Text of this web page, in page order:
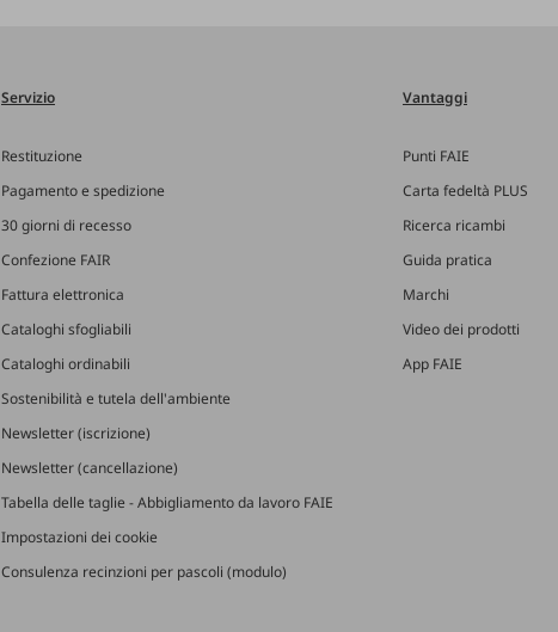
Servizio
Restituzione
Pagamento e spedizione
30 giorni di recesso
Confezione FAIR
Fattura elettronica
Cataloghi sfogliabili
Cataloghi ordinabili
Sostenibilità e tutela dell'ambiente
Newsletter (iscrizione)
Newsletter (cancellazione)
Tabella delle taglie - Abbigliamento da lavoro FAIE
Impostazioni dei cookie
Consulenza recinzioni per pascoli (modulo)
Vantaggi
Punti FAIE
Carta fedeltà PLUS
Ricerca ricambi
Guida pratica
Marchi
Video dei prodotti
App FAIE